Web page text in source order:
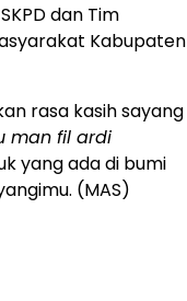
dan Tim
Kabupaten
rasa kasih sayang
man fil ardi
yang ada di bumi
(MAS)